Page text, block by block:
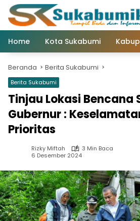
Langsung
konten
Home
Kota Sukabumi
Beranda Berita Sukabumi
Berita Sukabumi
Tinjau Lokasi Bencana
Gubernur :
Prioritas
Rizky Miftah
3 Min Baca
6 Desember 2024